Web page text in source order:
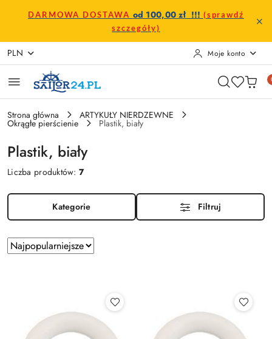
Przejdź do treści głównej
Przejdź do wyszukiwarki
Przejdź do moje konto
Przejdź do menu głównego
Przejdź do stopki
DARMOWA DOSTAWA od 100,00 zł !!! (sprawdź
szczegóły)
PLN Moje konto
Strona główna ARTYKUŁY NIERDZEWNE
Okrągłe pierścienie Plastik, biały
Plastik, biały
Liczba produktów:7
Kategorie Filtruj
Zastosowano
sortowanie:
Sortuj
według